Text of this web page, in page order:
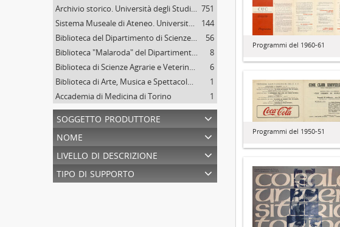
Archivio storico. Università degli Studi di Torino 751
Sistema Museale di Ateneo. Università degli Studi di Torino
144
Biblioteca del Dipartimento di Scienze della vita e Biologia dei sistemi. Sede di Biologia vegetale. Università degli studi di Torino
56
Biblioteca "Malaroda" del Dipartimento di Scienze della Terra. Università degli Studi di Torino
8
Biblioteca di Scienze Agrarie e Veterinarie. Università degli Studi di Torino
6
Biblioteca di Arte, Musica e Spettacolo. Università degli Studi di Torino
1
Accademia di Medicina di Torino
1
soggetto produttore
nome
livello di descrizione
tipo di supporto
Programmi del 1960-61
Programmi del 1950-51